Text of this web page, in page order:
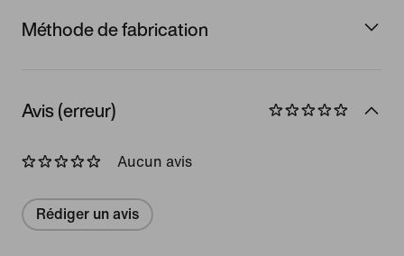
Méthode de fabrication
Avis (erreur)
Aucun avis
Rédiger un avis